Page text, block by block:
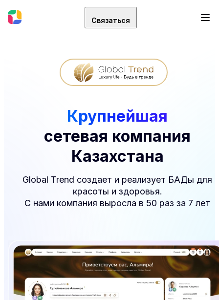
Связаться
Крупнейшая
сетевая компания
Казахстана
Global Trend создает и реализует БАДы для
красоты и здоровья.
С нами компания выросла в 50 раз за 7 лет